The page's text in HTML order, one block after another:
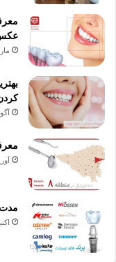
مارس
آوریل
مدت
اکتبر 27,